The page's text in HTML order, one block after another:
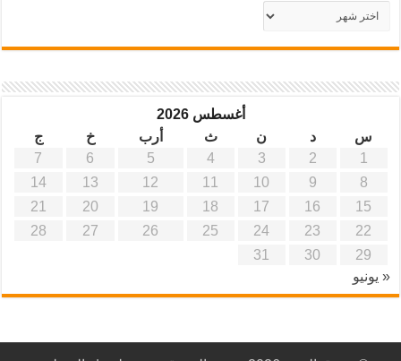
أرشيف
موقع
آفاق
أغسطس 2026
س
د ن ث أرب خ
ج
1
2
3
4
5
6
7
8
9
10
11
12
13
14
15
16
17
18
19
20
21
22
23
24
25
26
27
28
29
30
31
« يونيو